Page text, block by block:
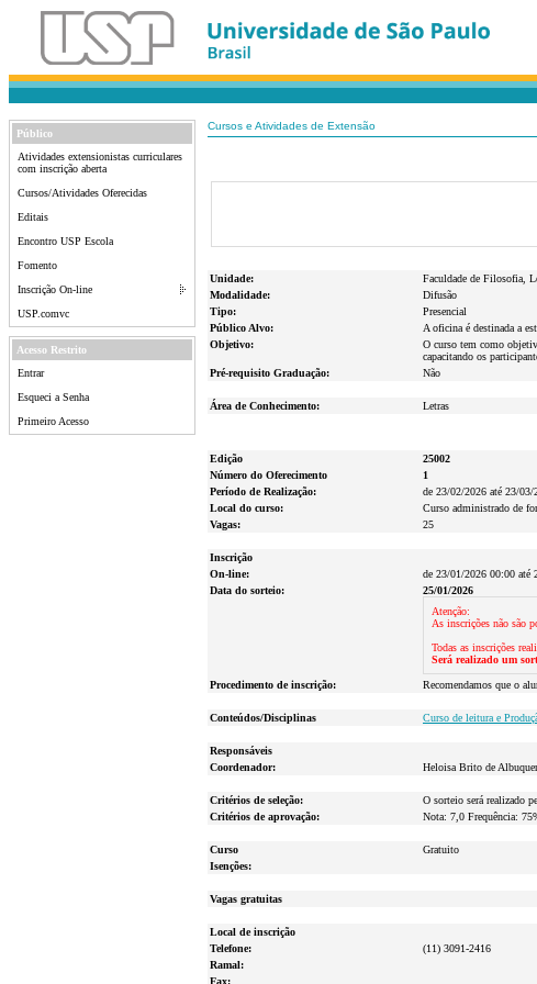
Público
Atividades extensionistas curriculares
com inscrição aberta
Cursos/Atividades Oferecidas
Editais
Encontro USP Escola
Fomento
Inscrição On-line
USP.comvc
Acesso Restrito
Entrar
Esqueci a Senha
Primeiro Acesso
Cursos e Atividades de Extensão
Unidade:
Faculdade de Filosofia,
Modalidade:
Difusão
Tipo:
Presencial
Público Alvo:
A oficina é destinada a
Objetivo:
O curso tem como
capacitando os
Pré-requisito Graduação:
Não
Área de Conhecimento: Letras
Edição
25002
Número do Oferecimento
1
Período de Realização:
de 23/02/2026 até 23/03/
Local do curso:
Curso administrado de
Vagas:
25
Inscrição
On-line:
de 23/01/2026 00:00 até
Data do sorteio:
25/01/2026
Atenção:
As inscrições não são
Todas as inscrições
Será realizado um
Procedimento de inscrição: Recomendamos que o
Conteúdos/Disciplinas Curso de leitura e
Responsáveis
Coordenador:
Heloisa Brito de
Critérios de seleção:
O sorteio será realizado
Critérios de aprovação:
Nota: 7,0 Frequência:
Curso
Gratuito
Isenções:
Vagas gratuitas
Local de inscrição
Telefone:
(11) 3091-2416
Ramal:
Fax: